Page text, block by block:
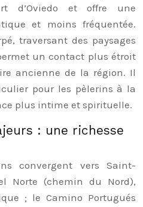
d’Oviedo et offre une
et moins fréquentée.
traversant des paysages
un contact plus étroit
ancienne de la région. Il
pour les pèlerins à la
plus intime et spirituelle.
: une richesse
convergent vers Saint-
Norte (chemin du Nord),
; le Camino Portugués